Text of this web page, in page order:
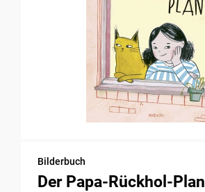
Bilderbuch
Der Papa-Rückhol-Plan